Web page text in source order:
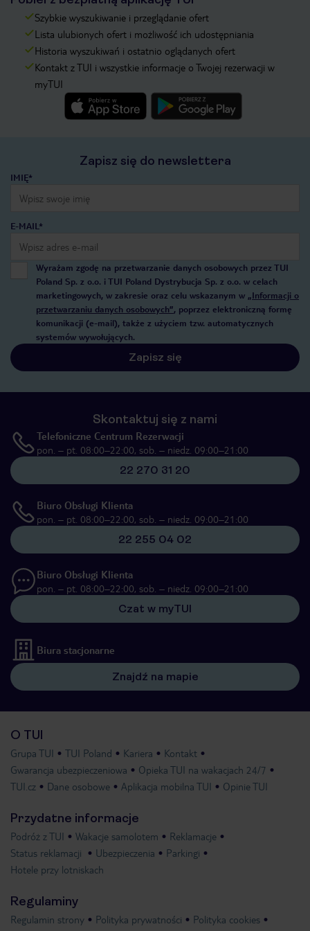
Szybkie wyszukiwanie i przeglądanie ofert
Lista ulubionych ofert i możliwość ich udostępniania
Historia wyszukiwań i ostatnio oglądanych ofert
Kontakt z TUI i wszystkie informacje o Twojej rezerwacji w
myTUI
Zapisz się do newslettera
IMIĘ*
E-MAIL*
Wyrażam zgodę na przetwarzanie danych osobowych przez TUI
Poland Sp. z o.o. i TUI Poland Dystrybucja Sp. z o.o. w celach
marketingowych, w zakresie oraz celu wskazanym w „Informacji o
przetwarzaniu danych osobowych”, poprzez elektroniczną formę
komunikacji (e-mail), także z użyciem tzw. automatycznych
systemów wywołujących.
Zapisz się
Skontaktuj się z nami
Telefoniczne Centrum Rezerwacji
pon. – pt. 08:00–22:00, sob. – niedz. 09:00–21:00
22 270 31 20
Biuro Obsługi Klienta
pon. – pt. 08:00–22:00, sob. – niedz. 09:00–21:00
22 255 04 02
Biuro Obsługi Klienta
pon. – pt. 08:00–22:00, sob. – niedz. 09:00–21:00
Czat w myTUI
Biura stacjonarne
Znajdź na mapie
O TUI
Grupa TUI TUI Poland Kariera
Kontakt
Gwarancja ubezpieczeniowa
Opieka TUI na wakacjach 24/7
TUI.cz
Dane osobowe Aplikacja mobilna TUI Opinie TUI
Przydatne informacje
Podróż z TUI Wakacje samolotem
Reklamacje
Status reklamacji
Ubezpieczenia
Parkingi
Hotele przy lotniskach
Regulaminy
Regulamin strony Polityka prywatności
Polityka cookies